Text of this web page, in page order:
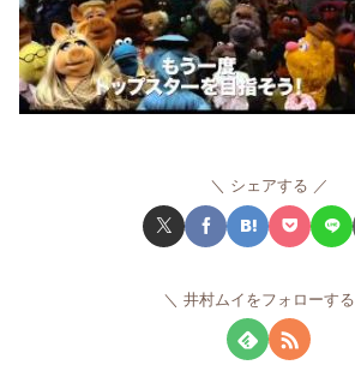
シェアする
井村ムイをフォローする